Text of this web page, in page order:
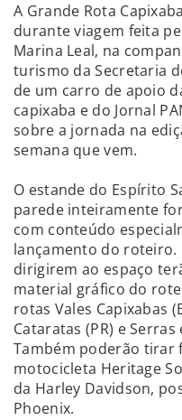
A Grande Rota
durante viagem feita
Marina Leal, na
turismo da Secretaria
de um carro de apoio
capixaba e do Jornal
sobre a jornada na
semana que vem.
O estande do Espírito
parede inteiramente
com conteúdo
lançamento do roteiro.
dirigirem ao espaço
material gráfico do
rotas Vales Capixabas
Cataratas (PR) e Serras
Também poderão tirar
motocicleta Heritage
da Harley Davidson,
Phoenix.